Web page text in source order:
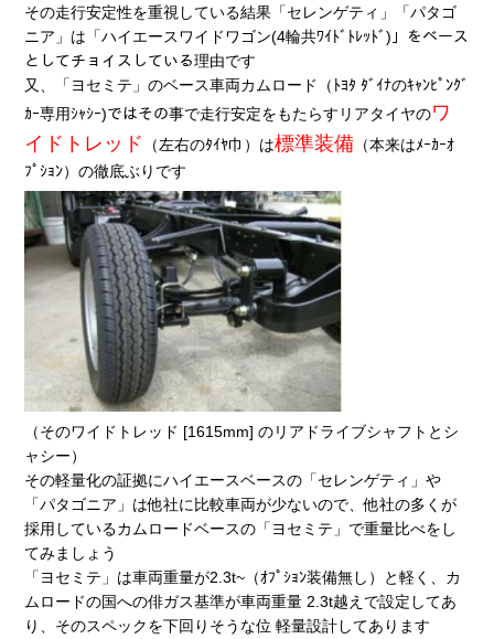
その走行安定性を重視している結果「セレンゲティ」「パタゴ
ニア」は「ハイエースワイドワゴン(4輪共ﾜｲﾄﾞﾄﾚｯﾄﾞ)」をベース
としてチョイスしている理由です
又、「ヨセミテ」のベース車両カムロード（ﾄﾖﾀ ﾀﾞｲﾅのｷｬﾝﾋﾟﾝｸﾞ
ｶｰ専用ｼｬｼｰ)ではその事で走行安定をもたらすリアタイヤのワ
イドトレッド
（左右のﾀｲﾔ巾）は標準装備 （本来はﾒｰｶｰｵ
ﾌﾟｼｮﾝ）の徹底ぶりです
（そのワイドトレッド [1615mm] のリアドライブシャフトとシ
ャシー）
その軽量化の証拠にハイエースベースの「セレンゲティ」や
「パタゴニア」は他社に比較車両が少ないので、他社の多くが
採用しているカムロードベースの「ヨセミテ」で重量比べをし
てみましょう
「ヨセミテ」は車両重量が2.3t~（ｵﾌﾟｼｮﾝ装備無し）と軽く、カ
ムロードの国への俳ガス基準が車両重量 2.3t越えで設定してあ
り、そのスペックを下回りそうな位 軽量設計してあります